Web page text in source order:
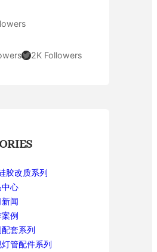
Twitter 2K Followers
胶改质系列
中心
闻
例
配套系列
管配件系列